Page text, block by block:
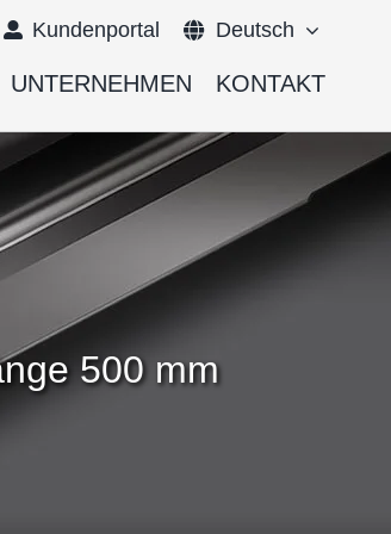
Kundenportal Deutsch
English
Français
UNTERNEHMEN KONTAKT
500 mm